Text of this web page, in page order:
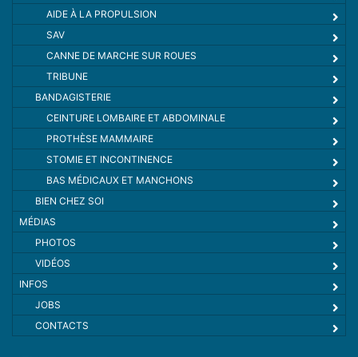
AIDE À LA PROPULSION
SAV
CANNE DE MARCHE SUR ROUES
TRIBUNE
BANDAGISTERIE
CEINTURE LOMBAIRE ET ABDOMINALE
PROTHÈSE MAMMAIRE
STOMIE ET INCONTINENCE
BAS MÉDICAUX ET MANCHONS
BIEN CHEZ SOI
MÉDIAS
PHOTOS
VIDÉOS
INFOS
JOBS
CONTACTS